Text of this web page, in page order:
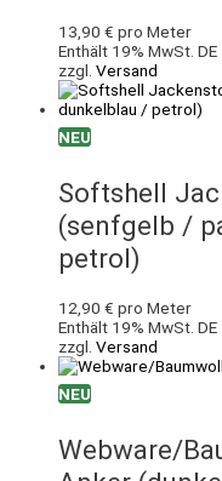
13,90 € pro Meter
Enthält 19% MwSt. DE
zzgl. Versand
NEU
Softshell
(senfgelb /
petrol)
12,90 € pro Meter
Enthält 19% MwSt. DE
zzgl. Versand
NEU
Webware/